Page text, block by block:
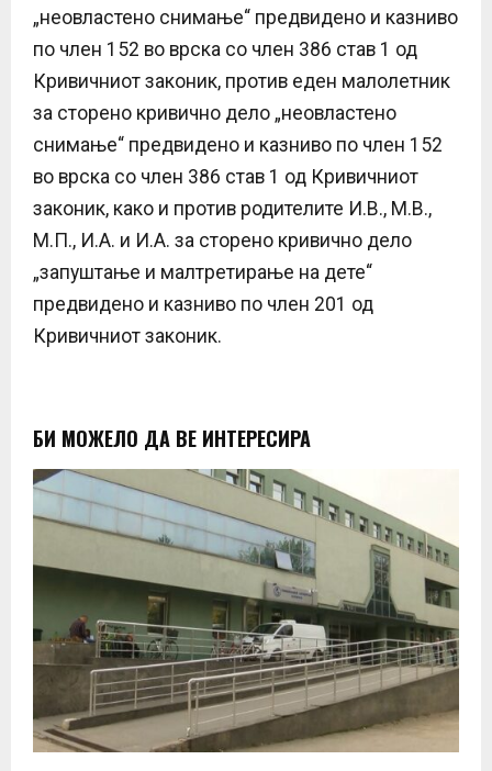
„неовластено снимање“ предвидено и казниво
по член 152 во врска со член 386 став 1 од
Кривичниот законик, против еден малолетник
за сторено кривично дело „неовластено
снимање“ предвидено и казниво по член 152
во врска со член 386 став 1 од Кривичниот
законик, како и против родителите И.В., М.В.,
М.П., И.А. и И.А. за сторено кривично дело
„запуштање и малтретирање на дете“
предвидено и казниво по член 201 од
Кривичниот законик.
БИ МОЖЕЛО ДА ВЕ ИНТЕРЕСИРА